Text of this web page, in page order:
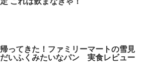
帰ってきた！ファミリーマートの雪見
だいふくみたいなパン 実食レビュー